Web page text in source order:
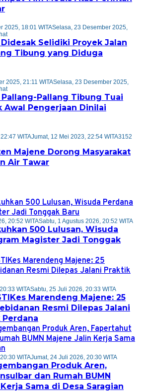
2025, 18:01 WITASelasa, 23 Desember 2025,
Selidiki Proyek Jalan
Tibung yang Diduga
2025, 21:11 WITASelasa, 23 Desember 2025,
Pallang Tibung Tuai
Awal Pengerjaan Dinilai
WITAJumat, 12 Mei 2023, 22:54 WITA3152
Majene Dorong Masyarakat
Air Tawar
20:52 WITASabtu, 1 Agustus 2026, 20:52 WITA
500 Lulusan, Wisuda
Magister Jadi Tonggak
WITASabtu, 25 Juli 2026, 20:33 WITA
Marendeng Majene: 25
Resmi Dilepas Jalani
WITAJumat, 24 Juli 2026, 20:30 WITA
Produk Aren,
dan Rumah BUMN
Sama di Desa Saragian